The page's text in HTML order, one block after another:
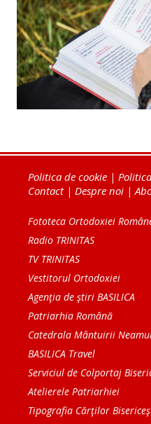
Politica de cookie |
Contact| Despre noi |
Fototeca Ortodoxiei
Radio TRINITAS
TV TRINITAS
Vestitorul Ortodoxiei
Agenţia de ştiri BASILICA
Patriarhia Română
Catedrala Mântuirii
BASILICA Travel
Serviciul de Colportaj
Atelierele Patriarhiei
Tipografia Cărţilor